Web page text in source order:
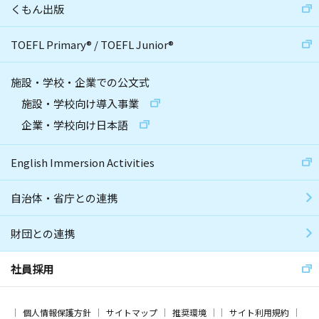
くもん出版
TOEFL Primary® /TOEFL Junior®
施設・学校・企業での公文式
施設・学校向け導入事業
企業・学校向け日本語
English Immersion Activities
自治体・省庁との連携
財団との連携
社員採用
個人情報保護方針 サイトマップ 推奨環境 サイト利用規約